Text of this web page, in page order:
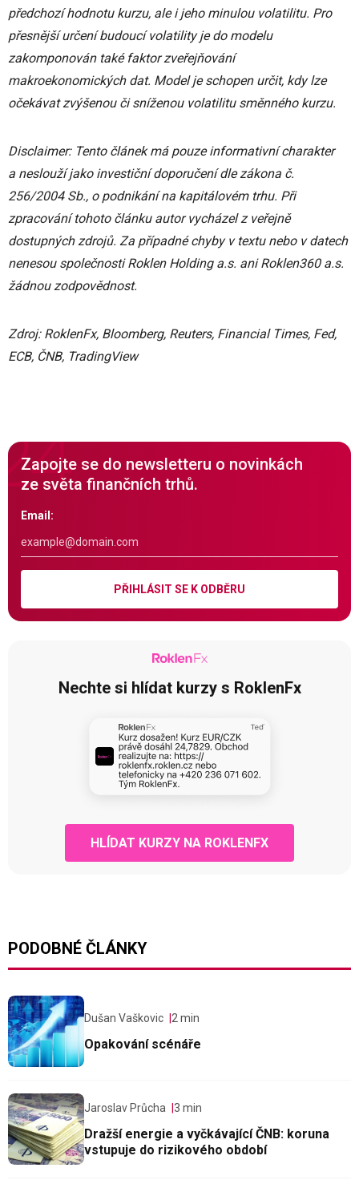
předchozí hodnotu kurzu, ale i jeho minulou volatilitu. Pro
přesnější určení budoucí volatility je do modelu
zakomponován také faktor zveřejňování
makroekonomických dat. Model je schopen určit, kdy lze
očekávat zvýšenou či sníženou volatilitu směnného kurzu.
Disclaimer: Tento článek má pouze informativní charakter
a neslouží jako investiční doporučení dle zákona č.
256/2004 Sb., o podnikání na kapitálovém trhu. Při
zpracování tohoto článku autor vycházel z veřejně
dostupných zdrojů. Za případné chyby v textu nebo v datech
nenesou společnosti Roklen Holding a.s. ani Roklen360 a.s.
žádnou zodpovědnost.
Zdroj: RoklenFx, Bloomberg, Reuters, Financial Times, Fed,
ECB, ČNB, TradingView
Zapojte se do newsletteru o novinkách
ze světa finančních trhů.
Email:
PŘIHLÁSIT SE K ODBĚRU
Nechte si hlídat kurzy s RoklenFx
HLÍDAT KURZY NA ROKLENFX
PODOBNÉ ČLÁNKY
Dušan Vaškovic 2 min
Opakování scénáře
Jaroslav Průcha 3 min
Dražší energie a vyčkávající ČNB: koruna
vstupuje do rizikového období